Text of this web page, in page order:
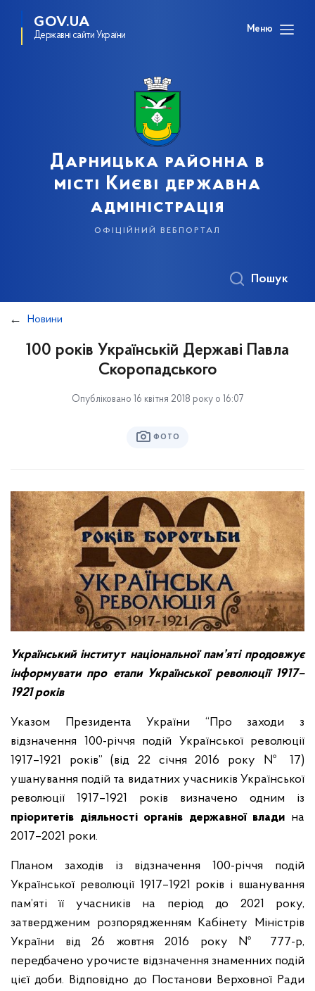
GOV.UA
Державні сайти України
Меню
Дарницька районна в
місті Києві державна
адміністрація
офіційний вебпортал
Пошук
Новини
100 років Українській Державі Павла
Скоропадського
Опубліковано 16 квітня 2018 року о 16:07
ФОТО
Український інститут національної пам’яті продовжує
інформувати про етапи Української революції 1917–
1921 років
Указом Президента України “Про заходи з
відзначення 100-річчя подій Української революції
1917–1921 років” (від 22 січня 2016 року № 17)
ушанування подій та видатних учасників Української
революції 1917–1921 років визначено одним із
пріоритетів діяльності органів державної влади на
2017–2021 роки.
Планом заходів із відзначення 100-річчя подій
Української революції 1917–1921 років і вшанування
пам’яті її учасників на період до 2021 року,
затвердженим розпорядженням Кабінету Міністрів
України від 26 жовтня 2016 року № 777-р,
передбачено урочисте відзначення знаменних подій
цієї доби. Відповідно до Постанови Верховної Ради